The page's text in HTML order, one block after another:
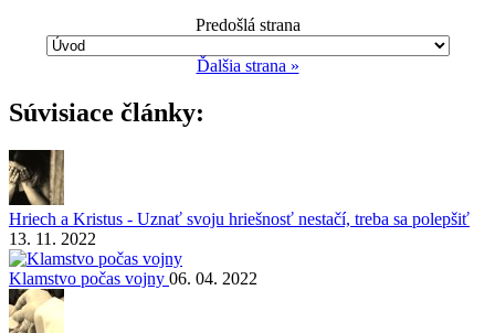
Predošlá strana
Ďalšia strana »
Súvisiace články:
Hriech a Kristus - Uznať svoju hriešnosť nestačí, treba sa polepšiť
13. 11. 2022
Klamstvo počas vojny 06. 04. 2022